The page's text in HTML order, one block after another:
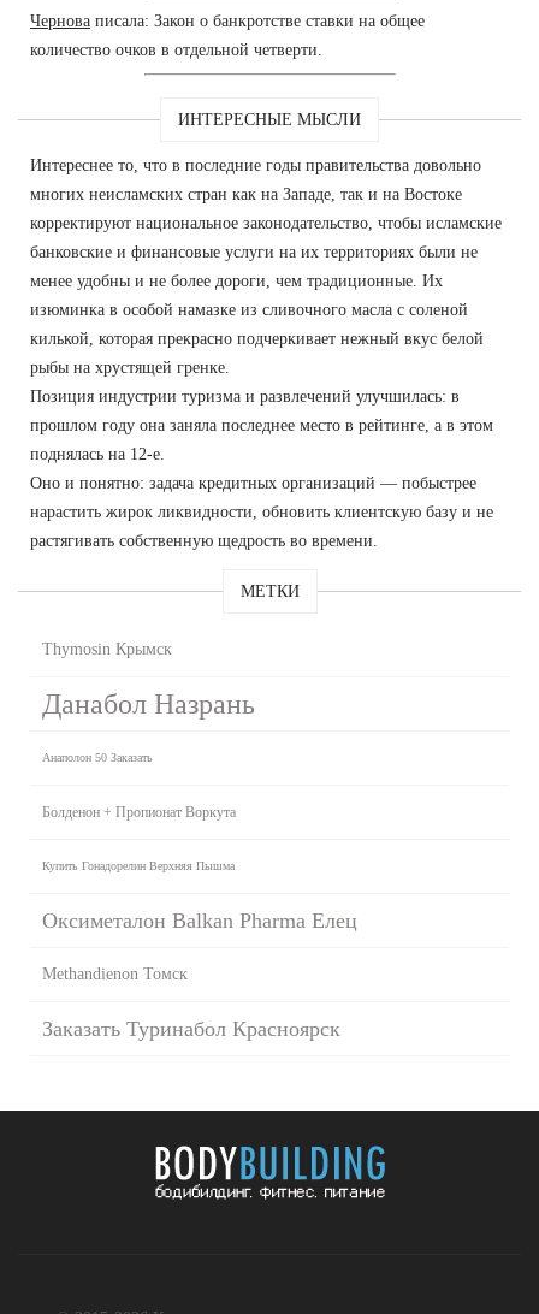
Чернова писала: Закон о банкротстве ставки на общее
количество очков в отдельной четверти.
ИНТЕРЕСНЫЕ МЫСЛИ
Интереснее то, что в последние годы правительства довольно
многих неисламских стран как на Западе, так и на Востоке
корректируют национальное законодательство, чтобы исламские
банковские и финансовые услуги на их территориях были не
менее удобны и не более дороги, чем традиционные. Их
изюминка в особой намазке из сливочного масла с соленой
килькой, которая прекрасно подчеркивает нежный вкус белой
рыбы на хрустящей гренке.
Позиция индустрии туризма и развлечений улучшилась: в
прошлом году она заняла последнее место в рейтинге, а в этом
поднялась на 12-е.
Оно и понятно: задача кредитных организаций — побыстрее
нарастить жирок ликвидности, обновить клиентскую базу и не
растягивать собственную щедрость во времени.
МЕТКИ
Thymosin Крымск
Данабол Назрань
Анаполон 50 Заказать
Болденон + Пропионат Воркута
Купить Гонадорелин Верхняя Пышма
Оксиметалон Balkan Pharma Елец
Methandienon Томск
Заказать Туринабол Красноярск